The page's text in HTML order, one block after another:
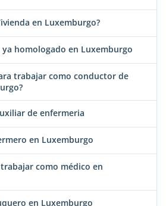
en Luxemburgo?
homologado en Luxemburgo
trabajar como conductor de
de enfermeria
en Luxemburgo
como médico en
en Luxemburgo